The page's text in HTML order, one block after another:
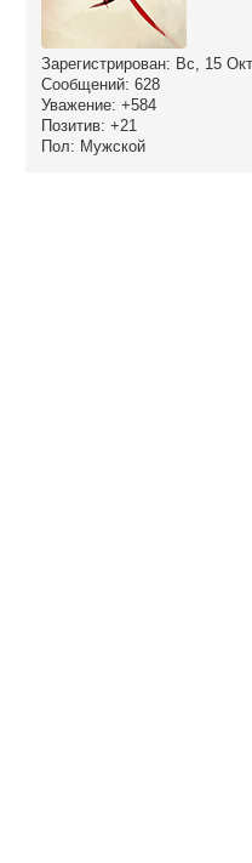
Зарегистрирован: Вс, 15
Сообщений: 628
Уважение: +584
Позитив: +21
Пол: Мужской